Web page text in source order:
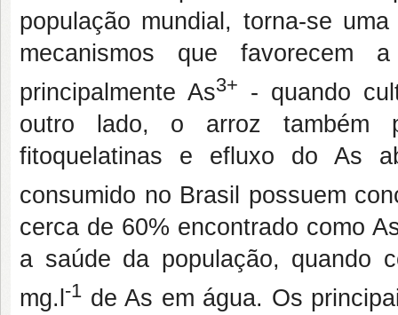
população mundial, torna-se
mecanismos que
principalmente As3+
- quando
outro lado, o arroz também
fitoquelatinas e efluxo do As
consumido no Brasil possuem
cerca de 60% encontrado como
a saúde da população, quando
mg.l -1 de As em água. Os